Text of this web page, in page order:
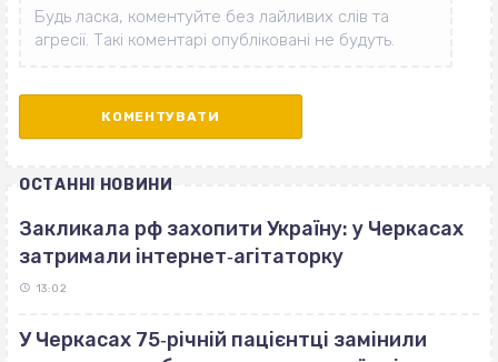
ОСТАННІ НОВИНИ
Закликала рф захопити Україну: у Черкасах
затримали інтернет‐агітаторку
13:02
У Черкасах 75‐річній пацієнтці замінили